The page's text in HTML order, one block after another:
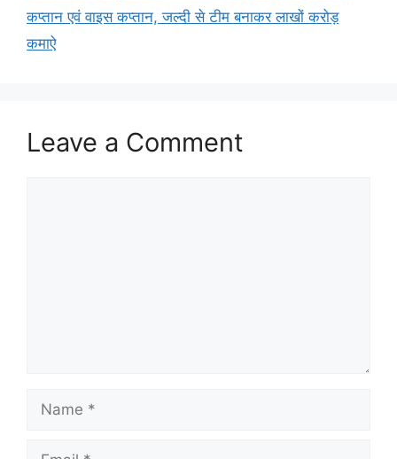
कप्तान एवं वाइस कप्तान, जल्दी से टीम बनाकर लाखों करोड़
कमाऐ
Leave a Comment
Name
Email